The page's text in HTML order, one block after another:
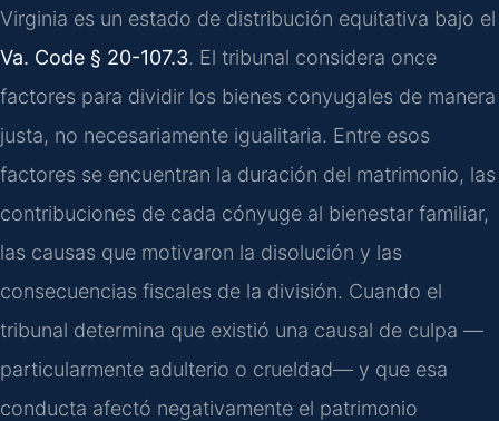
Virginia es un estado de distribución equitativa bajo el
Va. Code § 20-107.3. El tribunal considera once
factores para dividir los bienes conyugales de manera
justa, no necesariamente igualitaria. Entre esos
factores se encuentran la duración del matrimonio, las
contribuciones de cada cónyuge al bienestar familiar,
las causas que motivaron la disolución y las
consecuencias fiscales de la división. Cuando el
tribunal determina que existió una causal de culpa —
particularmente adulterio o crueldad— y que esa
conducta afectó negativamente el patrimonio